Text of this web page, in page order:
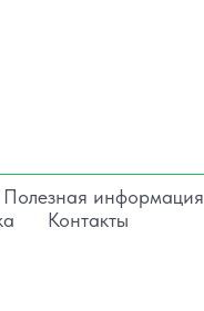
Полезная информация
Контакты